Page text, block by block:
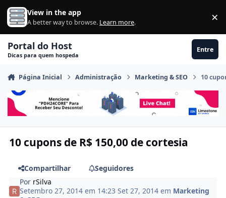
Ir para conteúdo
View in the app
A better way to browse. Learn more. ×
Portal do Host
Dicas para quem hospeda
Entre
Página Inicial Administração Marketing & SEO 10
10 cupons de R$ 150,00 de cortesia
Compartilhar
Seguidores
Por rSilva
Setembro 27, 2014 em 14:23Set 27, 2014 em Marketing